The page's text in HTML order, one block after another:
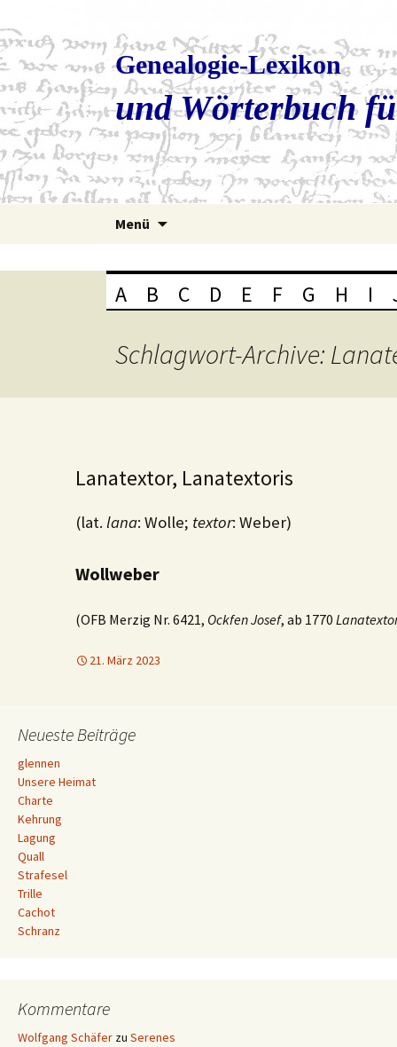
Genealogie-Lexikon
und Wörterbuch
Menü
A B C D E F G H I
Schlagwort-Archive:
Lanatextor, Lanatextoris
(lat. lana: Wolle; textor: Weber)
Wollweber
(OFB Merzig Nr. 6421, Ockfen Josef, ab 1770
21. März 2023
Neueste Beiträge
glennen
Unsere Heimat
Charte
Kehrung
Lagung
Quall
Strafesel
Trille
Cachot
Schranz
Kommentare
Wolfgang Schäfer zu Serenes